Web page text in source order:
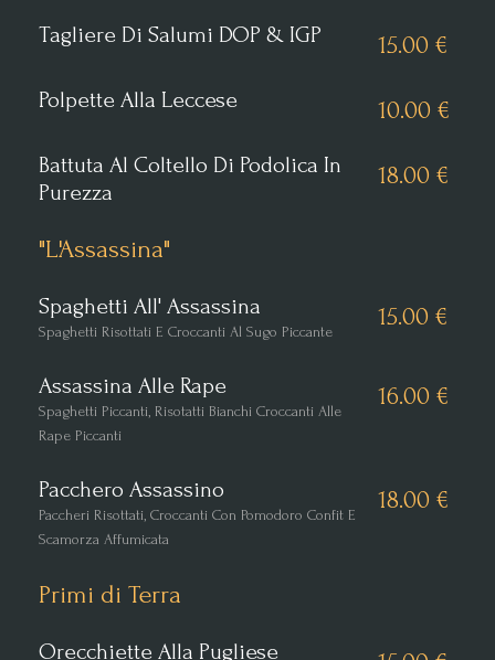
Tagliere Di Salumi DOP & IGP 15.00 €
Polpette Alla Leccese 10.00 €
Battuta Al Coltello Di Podolica In
Purezza
18.00 €
"L'Assassina"
Spaghetti All' Assassina
Spaghetti Risottati E Croccanti Al Sugo Piccante
15.00 €
Assassina Alle Rape
Spaghetti Piccanti, Risotatti Bianchi Croccanti Alle
Rape Piccanti
16.00 €
Pacchero Assassino
Paccheri Risottati, Croccanti Con Pomodoro Confit E
Scamorza Affumicata
18.00 €
Primi di Terra
Orecchiette Alla Pugliese